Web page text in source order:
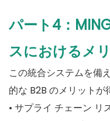
パート4：
スにおけるメ
この統合システムを備
的な B2B のメリットが
• サプライ チェーン リ